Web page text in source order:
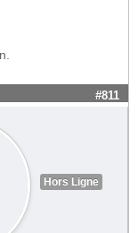
#811
Hors Ligne